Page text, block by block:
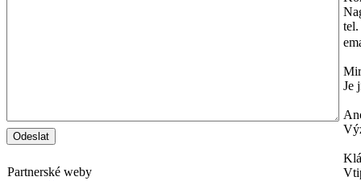
Partnerské weby
Je